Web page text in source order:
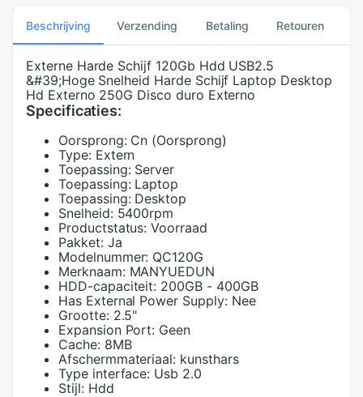
Beschrijving Verzending Betaling Retouren
Externe Harde Schijf 120Gb Hdd USB2.5
&#39;Hoge Snelheid Harde Schijf Laptop Desktop
Hd Externo 250G Disco duro Externo
Specificaties:
Oorsprong: Cn (Oorsprong)
Type: Extern
Toepassing: Server
Toepassing: Laptop
Toepassing: Desktop
Snelheid: 5400rpm
Productstatus: Voorraad
Pakket: Ja
Modelnummer: QC120G
Merknaam: MANYUEDUN
HDD-capaciteit: 200GB - 400GB
Has External Power Supply: Nee
Grootte: 2.5"
Expansion Port: Geen
Cache: 8MB
Afschermmateriaal: kunsthars
Type interface: Usb 2.0
Stijl: Hdd